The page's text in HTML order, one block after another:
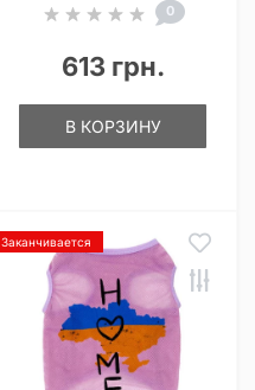
0
613 грн.
В КОРЗИНУ
Заканчивается